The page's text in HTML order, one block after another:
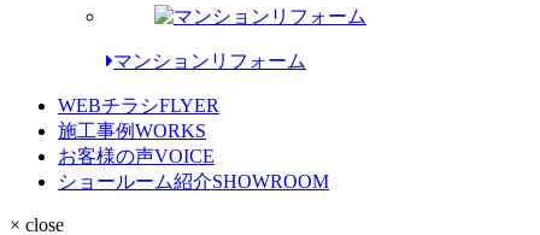
マンションリフォーム
WEBチラシFLYER
施工事例WORKS
お客様の声VOICE
ショールーム紹介SHOWROOM
× close